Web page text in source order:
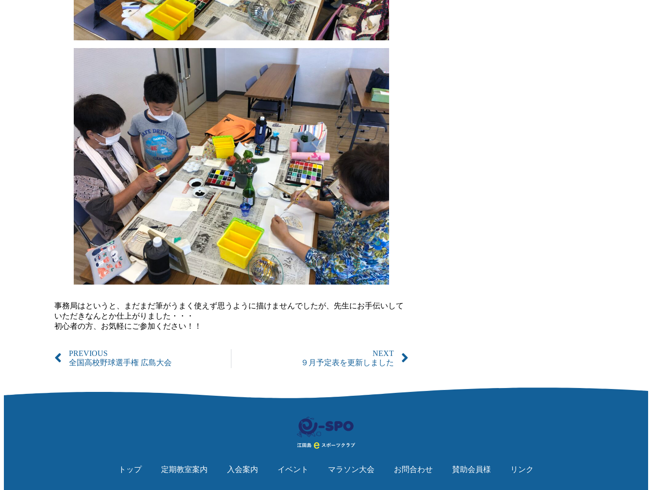
事務局はというと、まだまだ筆がうまく使えず思うように描けませんでしたが、先生にお手伝いして
いただきなんとか仕上がりました・・・
初心者の方、お気軽にご参加ください！！
PREVIOUS
全国高校野球選手権 広島大会
NEXT
９月予定表を更新しました
トップ 定期教室案内 入会案内 イベント マラソン大会 お問合わせ 賛助会員様 リンク